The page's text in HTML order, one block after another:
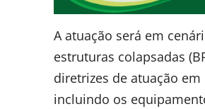
A atuação será em
estruturas colapsadas
diretrizes de atuação
incluindo os